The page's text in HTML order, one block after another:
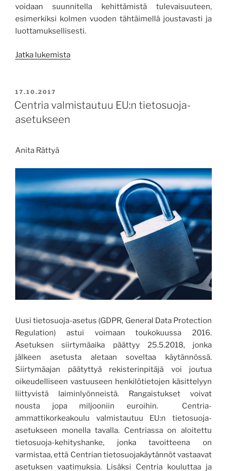
voidaan suunnitella kehittämistä tulevaisuuteen,
esimerkiksi kolmen vuoden tähtäimellä joustavasti ja
luottamuksellisesti.
Jatka lukemista”Palvelutoiminta luo mahdollisuuksia
JULKAISTU
17.10.2017
Centria valmistautuu EU:n tietosuoja-
asetukseen
Anita Rättyä
Uusi tietosuoja-asetus (GDPR, General Data Protection
Regulation) astui voimaan toukokuussa 2016.
Asetuksen siirtymäaika päättyy 25.5.2018, jonka
jälkeen asetusta aletaan soveltaa käytännössä.
Siirtymäajan päätyttyä rekisterinpitäjä voi joutua
oikeudelliseen vastuuseen henkilötietojen käsittelyyn
liittyvistä laiminlyönneistä. Rangaistukset voivat
nousta jopa miljooniin euroihin. Centria-
ammattikorkeakoulu valmistautuu EU:n tietosuoja-
asetukseen monella tavalla. Centriassa on aloitettu
tietosuoja-kehityshanke, jonka tavoitteena on
varmistaa, että Centrian tietosuojakäytännöt vastaavat
asetuksen vaatimuksia. Lisäksi Centria kouluttaa ja